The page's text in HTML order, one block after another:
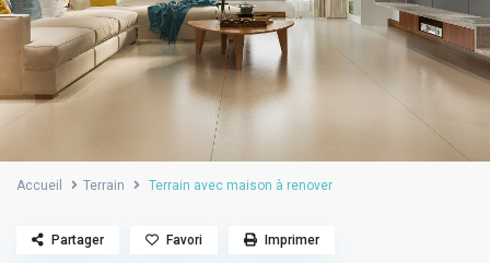
Accueil Terrain Terrain avec maison à renover
Partager Favori Imprimer